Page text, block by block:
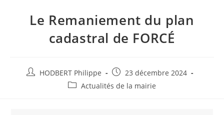
Le Remaniement du plan
cadastral de FORCÉ
Auteur/autrice
HODBERT Philippe
Publication
publiée :
23 décembre 2024
Post Actualités de la mairie